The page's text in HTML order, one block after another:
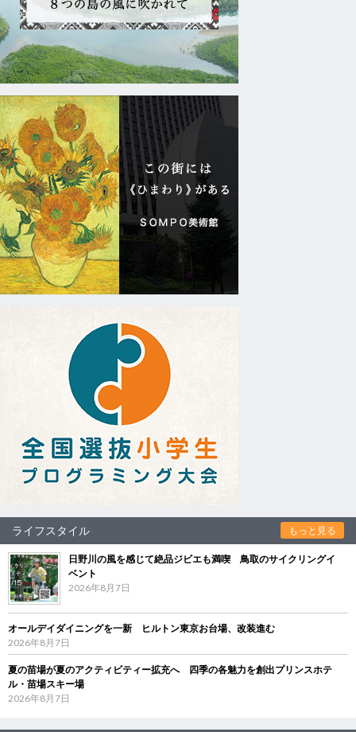
ライフスタイル もっと見る
日野川の風を感じて絶品ジビエも満喫 鳥取のサイクリングイ
ベント
2026年8月7日
オールデイダイニングを一新 ヒルトン東京お台場、改装進む
2026年8月7日
夏の苗場が夏のアクティビティー拡充へ 四季の各魅力を創出プリンスホテ
ル・苗場スキー場
2026年8月7日